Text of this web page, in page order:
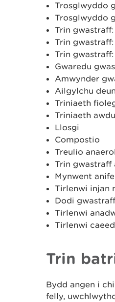
Trosglwyddo
Trosglwyddo
Trin
Trin
Trin
Gwaredu
Amwynder
Ailgylchu
Triniaeth
Triniaeth
Llosgi
Compostio
Treulio
Trin gwastraff
Mynwent
Tirlenwi injan
Dodi
Tirlenwi
Tirlenwi
Trin
Bydd angen i
felly,